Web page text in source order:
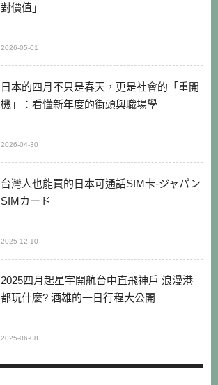
對價值」
2026-05-01
日本的四月不只是春天，更是社會的「重開
機」：看懂新年度的街頭與職場學
2026-04-30
台灣人也能買的日本可通話SIM卡-ジャパン
SIMカード
2025-12-10
2025四月起星宇開航台中直飛神戶 浪漫港
都玩什麼? 酒雄的一日行程大公開
2025-06-08